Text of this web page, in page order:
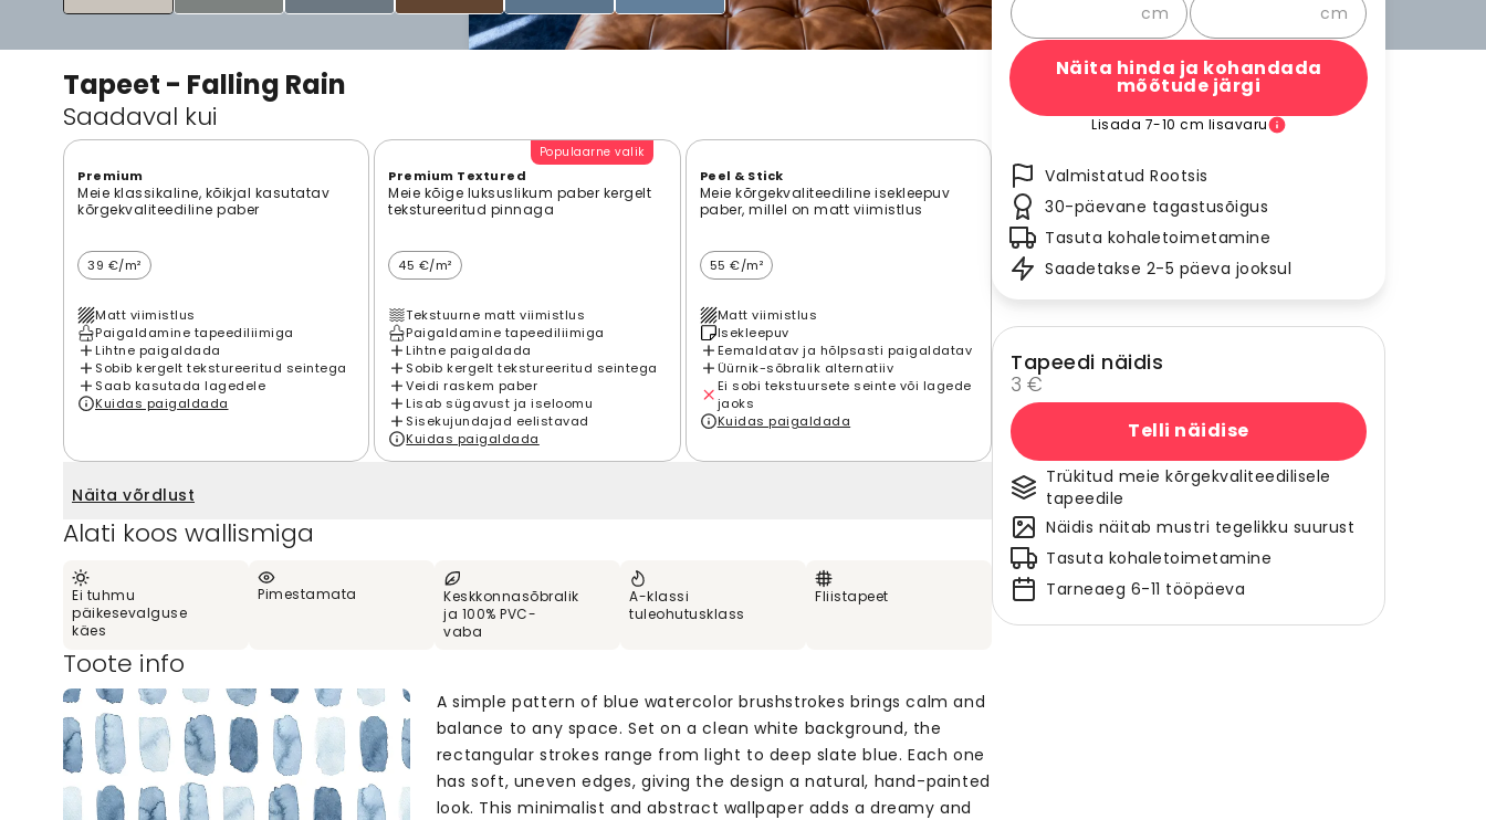
Tapeet - Falling Rain
Saadaval kui
Premium
Meie klassikaline, kõikjal kasutatav
kõrgekvaliteediline paber
39 €/m²
Matt viimistlus
Paigaldamine tapeediliimiga
Lihtne paigaldada
Sobib kergelt tekstureeritud seintega
Saab kasutada lagedele
Kuidas paigaldada
Populaarne valik
Premium Textured
Meie kõige luksuslikum paber kergelt
tekstureeritud pinnaga
45 €/m²
Tekstuurne matt viimistlus
Paigaldamine tapeediliimiga
Lihtne paigaldada
Sobib kergelt tekstureeritud seintega
Veidi raskem paber
Lisab sügavust ja iseloomu
Sisekujundajad eelistavad
Kuidas paigaldada
Peel & Stick
Meie kõrgekvaliteediline isekleepuv
paber, millel on matt viimistlus
55 €/m²
Matt viimistlus
Isekleepuv
Eemaldatav ja hõlpsasti paigaldatav
Üürnik-sõbralik alternatiiv
Ei sobi tekstuursete seinte või lagede
jaoks
Kuidas paigaldada
Näita võrdlust
Alati koos wallismiga
Ei tuhmu
päikesevalguse
käes
Pimestamata
Keskkonnasõbralik
ja 100% PVC-
vaba
A-klassi
tuleohutusklass
Fliistapeet
Toote info
A simple pattern of blue watercolor brushstrokes brings calm and
balance to any space. Set on a clean white background, the
rectangular strokes range from light to deep slate blue. Each one
has soft, uneven edges, giving the design a natural, hand-painted
look. This minimalist and abstract wallpaper adds a dreamy and
cm cm
Näita hinda ja kohandada
mõõtude järgi
Lisada 7-10 cm lisavaru
Valmistatud Rootsis
30-päevane tagastusõigus
Tasuta kohaletoimetamine
Saadetakse 2-5 päeva jooksul
Tapeedi näidis
3 €
Telli näidise
Trükitud meie kõrgekvaliteedilisele
tapeedile
Näidis näitab mustri tegelikku suurust
Tasuta kohaletoimetamine
Tarneaeg 6-11 tööpäeva